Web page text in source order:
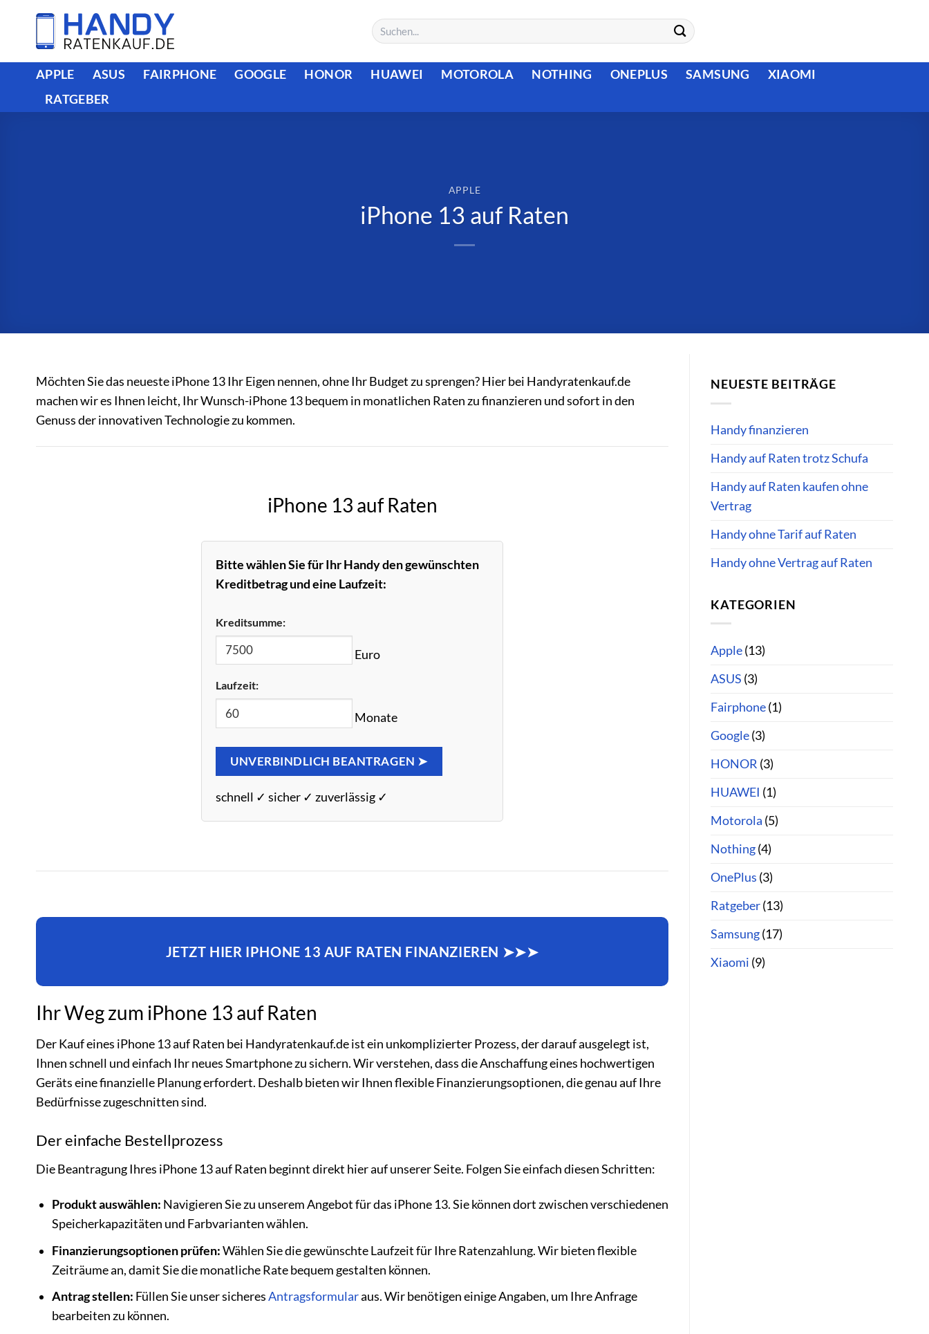
springen
APPLE
ASUS FAIRPHONE GOOGLE HONOR HUAWEI MOTOROLA NOTHING ONEPLUS SAMSUNG
XIAOMI
RATGEBER
APPLE
iPhone 13 auf Raten
Möchten Sie das neueste iPhone 13 Ihr Eigen nennen, ohne Ihr Budget zu sprengen? Hier bei Handyratenkauf.de
machen wir es Ihnen leicht, Ihr Wunsch-iPhone 13 bequem in monatlichen Raten zu finanzieren und sofort in den
Genuss der innovativen Technologie zu kommen.
iPhone 13 auf Raten
Bitte wählen Sie für Ihr Handy den gewünschten
Kreditbetrag und eine Laufzeit:
Kreditsumme:
Euro
Laufzeit:
Monate
UNVERBINDLICH BEANTRAGEN ➤
schnell ✓ sicher ✓ zuverlässig ✓
JETZT HIER IPHONE 13 AUF RATEN FINANZIEREN ➤➤➤
Ihr Weg zum iPhone 13 auf Raten
Der Kauf eines iPhone 13 auf Raten bei Handyratenkauf.de ist ein unkomplizierter Prozess, der darauf ausgelegt ist,
Ihnen schnell und einfach Ihr neues Smartphone zu sichern. Wir verstehen, dass die Anschaffung eines hochwertigen
Geräts eine finanzielle Planung erfordert. Deshalb bieten wir Ihnen flexible Finanzierungsoptionen, die genau auf Ihre
Bedürfnisse zugeschnitten sind.
Der einfache Bestellprozess
Die Beantragung Ihres iPhone 13 auf Raten beginnt direkt hier auf unserer Seite. Folgen Sie einfach diesen Schritten:
Produkt auswählen: Navigieren Sie zu unserem Angebot für das iPhone 13. Sie können dort zwischen verschiedenen
Speicherkapazitäten und Farbvarianten wählen.
Finanzierungsoptionen prüfen:Wählen Sie die gewünschte Laufzeit für Ihre Ratenzahlung. Wir bieten flexible
Zeiträume an, damit Sie die monatliche Rate bequem gestalten können.
Antrag stellen: Füllen Sie unser sicheresAntragsformularaus. Wir benötigen einige Angaben, um Ihre Anfrage
bearbeiten zu können.
NEUESTE BEITRÄGE
Handy finanzieren
Handy auf Raten trotz Schufa
Handy auf Raten kaufen ohne
Vertrag
Handy ohne Tarif auf Raten
Handy ohne Vertrag auf Raten
KATEGORIEN
Apple(13)
ASUS (3)
Fairphone(1)
Google(3)
HONOR (3)
HUAWEI (1)
Motorola (5)
Nothing(4)
OnePlus (3)
Ratgeber(13)
Samsung(17)
Xiaomi (9)